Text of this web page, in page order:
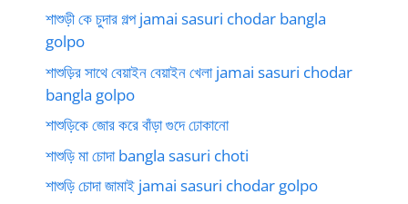
শাশুড়ী কে চুদার গল্প jamai sasuri chodar bangla
golpo
শাশুড়ির সাথে বেয়াইন বেয়াইন খেলা jamai sasuri chodar
bangla golpo
শাশুড়িকে জোর করে বাঁড়া গুদে ঢোকানো
শাশুড়ি মা চোদা bangla sasuri choti
শাশুড়ি চোদা জামাই jamai sasuri chodar golpo